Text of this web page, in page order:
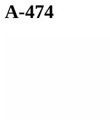
A-474